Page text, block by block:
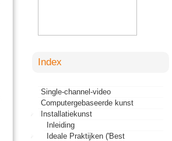
Index
Single-channel-video
Computergebaseerde kunst
Installatiekunst
Inleiding
Ideale Praktijken ('Best